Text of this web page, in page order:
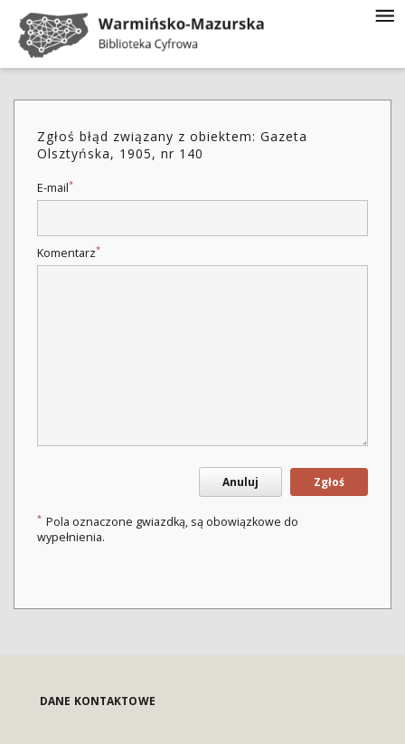
Zgłoś błąd związany z obiektem: Gazeta
Olsztyńska, 1905, nr 140
E-mail*
Komentarz*
Anuluj Zgłoś
* Pola oznaczone gwiazdką, są obowiązkowe do
wypełnienia.
DANE KONTAKTOWE